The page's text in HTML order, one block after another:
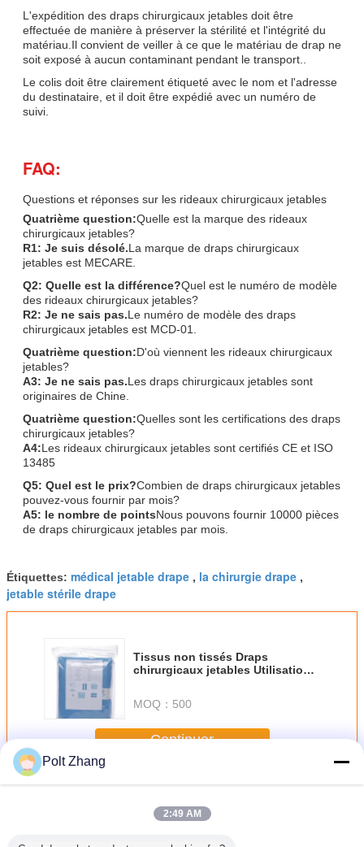
L'expédition des draps chirurgicaux jetables doit être
effectuée de manière à préserver la stérilité et l'intégrité du
matériau.Il convient de veiller à ce que le matériau de drap ne
soit exposé à aucun contaminant pendant le transport..
Le colis doit être clairement étiqueté avec le nom et l'adresse
du destinataire, et il doit être expédié avec un numéro de
suivi.
FAQ:
Questions et réponses sur les rideaux chirurgicaux jetables
Quatrième question:Quelle est la marque des rideaux
chirurgicaux jetables?
R1: Je suis désolé.La marque de draps chirurgicaux
jetables est MECARE.
Q2: Quelle est la différence?Quel est le numéro de modèle
des rideaux chirurgicaux jetables?
R2: Je ne sais pas.Le numéro de modèle des draps
chirurgicaux jetables est MCD-01.
Quatrième question:D'où viennent les rideaux chirurgicaux
jetables?
A3: Je ne sais pas.Les draps chirurgicaux jetables sont
originaires de Chine.
Quatrième question:Quelles sont les certifications des draps
chirurgicaux jetables?
A4:Les rideaux chirurgicaux jetables sont certifiés CE et ISO
13485
Q5: Quel est le prix?Combien de draps chirurgicaux jetables
pouvez-vous fournir par mois?
A5: le nombre de pointsNous pouvons fournir 10000 pièces
de draps chirurgicaux jetables par mois.
Étiquettes: médical jetable drape , la chirurgie drape ,
jetable stérile drape
Tissus non tissés Draps
chirurgicaux jetables Utilisation
MOQ： 500
Continuer
PlusChirurgical jetable drape
Polt Zhang
2:49 AM